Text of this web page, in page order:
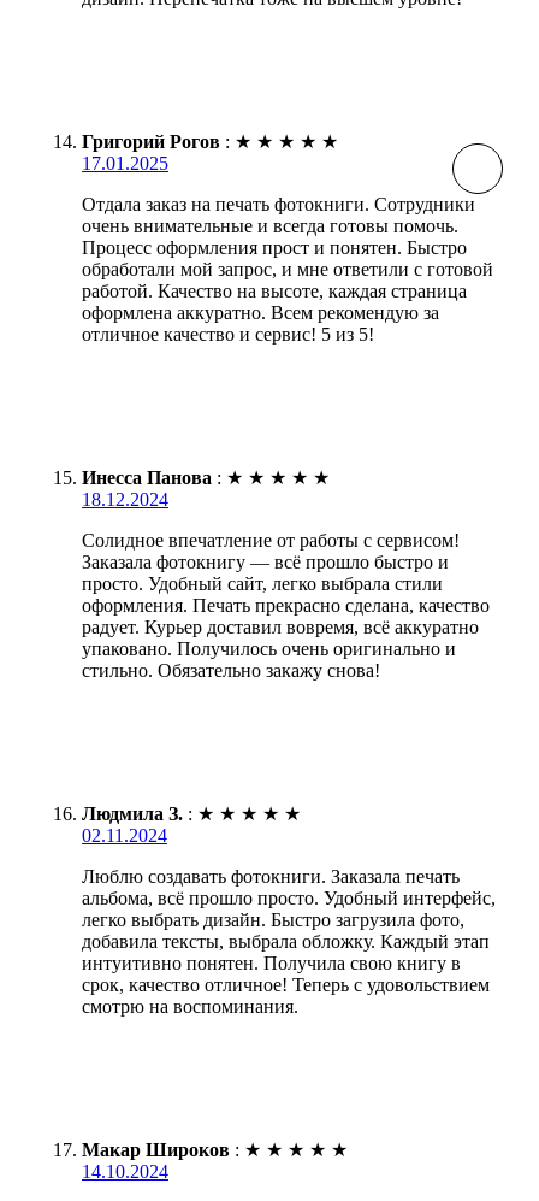
Григорий Рогов : ★ ★ ★ ★ ★
17.01.2025
Отдала заказ на печать фотокниги. Сотрудники
очень внимательные и всегда готовы помочь.
Процесс оформления прост и понятен. Быстро
обработали мой запрос, и мне ответили с готовой
работой. Качество на высоте, каждая страница
оформлена аккуратно. Всем рекомендую за
отличное качество и сервис! 5 из 5!
Инесса Панова : ★ ★ ★ ★ ★
18.12.2024
Солидное впечатление от работы с сервисом!
Заказала фотокнигу — всё прошло быстро и
просто. Удобный сайт, легко выбрала стили
оформления. Печать прекрасно сделана, качество
радует. Курьер доставил вовремя, всё аккуратно
упаковано. Получилось очень оригинально и
стильно. Обязательно закажу снова!
Людмила З. : ★ ★ ★ ★ ★
02.11.2024
Люблю создавать фотокниги. Заказала печать
альбома, всё прошло просто. Удобный интерфейс,
легко выбрать дизайн. Быстро загрузила фото,
добавила тексты, выбрала обложку. Каждый этап
интуитивно понятен. Получила свою книгу в
срок, качество отличное! Теперь с удовольствием
смотрю на воспоминания.
Макар Широков : ★ ★ ★ ★ ★
14.10.2024